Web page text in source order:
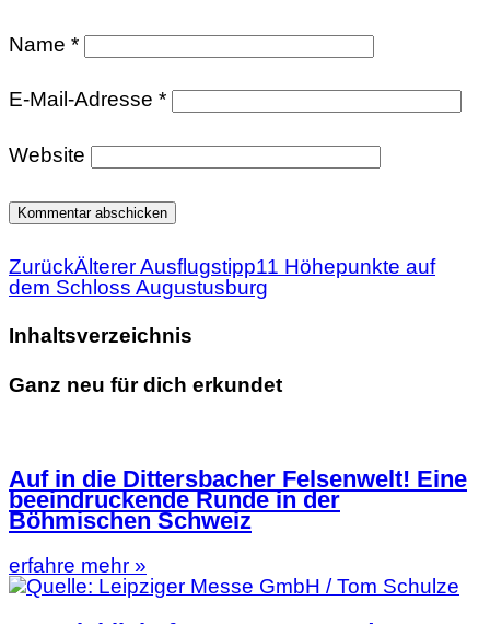
Name *
E-Mail-Adresse *
Website
ZurückÄlterer Ausflugstipp11 Höhepunkte auf
dem Schloss Augustusburg
Inhaltsverzeichnis
Ganz neu für dich erkundet
Auf in die Dittersbacher Felsenwelt! Eine
beeindruckende Runde in der
Böhmischen Schweiz
erfahre mehr »